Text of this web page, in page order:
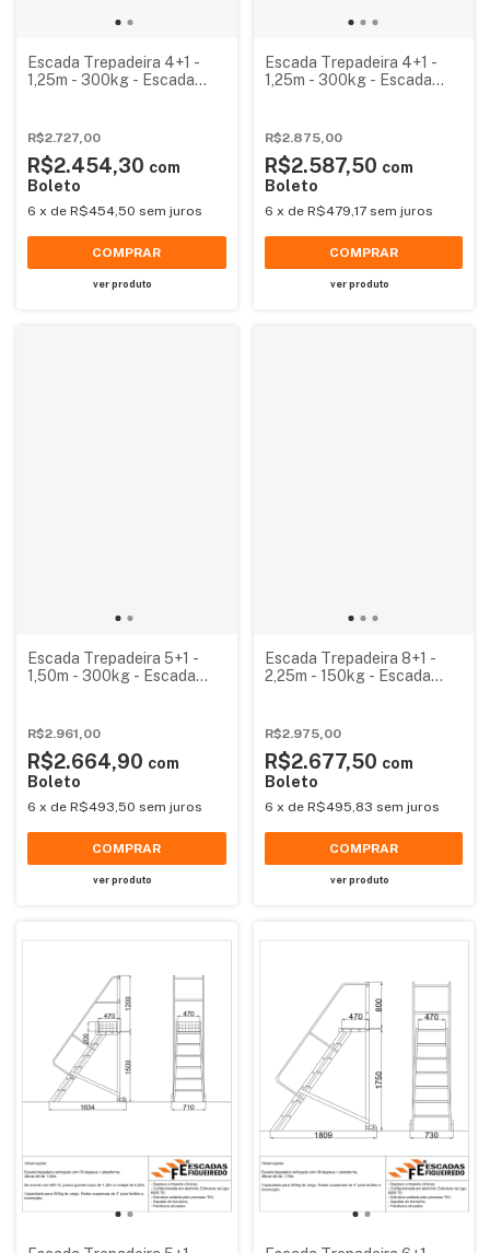
Escada Trepadeira 4+1 -
1,25m - 300kg - Escada
R$2.727,00
R$2.454,30 com
Boleto
6 x de R$454,50 sem juros
COMPRAR
ver produto
Escada Trepadeira 4+1 -
1,25m - 300kg - Escada
(Plataforma 60x60cm)
R$2.875,00
R$2.587,50 com
Boleto
6 x de R$479,17 sem juros
COMPRAR
ver produto
Escada Trepadeira 5+1 -
1,50m - 300kg - Escada
R$2.961,00
R$2.664,90 com
Boleto
6 x de R$493,50 sem juros
COMPRAR
ver produto
Escada Trepadeira 8+1 -
2,25m - 150kg - Escada
R$2.975,00
R$2.677,50 com
Boleto
6 x de R$495,83 sem juros
COMPRAR
ver produto